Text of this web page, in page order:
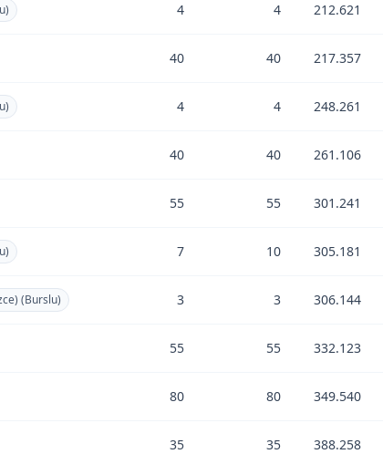
4 4 212.621
40 40 217.357
4 4 248.261
40 40 261.106
55 55 301.241
7 10 305.181
(Burslu) 3 3 306.144
55 55 332.123
80 80 349.540
35 35 388.258